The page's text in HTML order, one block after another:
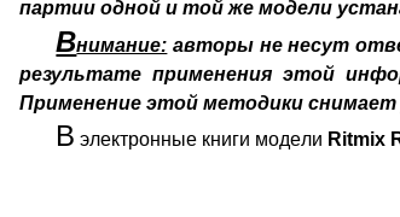
партии одной и той же модели
Внимание: авторы не несут
результате применения этой
Применение этой методики
В электронные книги модели Ritmix